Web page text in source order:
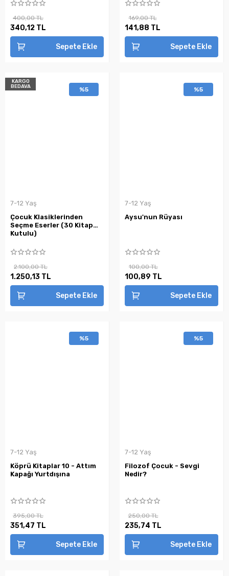
400,00 TL
340,12 TL
Sepete Ekle
169,00 TL
141,88 TL
Sepete Ekle
KARGO
BEDAVA
%5
7-12 Yaş
Çocuk Klasiklerinden
Seçme Eserler (30 Kitap
Kutulu)
2.100,00 TL
1.250,13 TL
Sepete Ekle
%5
7-12 Yaş
Aysu'nun Rüyası
100,00 TL
100,89 TL
Sepete Ekle
%5
7-12 Yaş
Köprü Kitaplar 10 - Attım
Kapağı Yurtdışına
395,00 TL
351,47 TL
Sepete Ekle
%5
7-12 Yaş
Filozof Çocuk - Sevgi
Nedir?
250,00 TL
235,74 TL
Sepete Ekle